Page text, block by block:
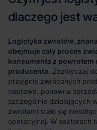
Logistyka zwrotów,
obejmuje cały proces
konsumenta z powrotem
producenta.